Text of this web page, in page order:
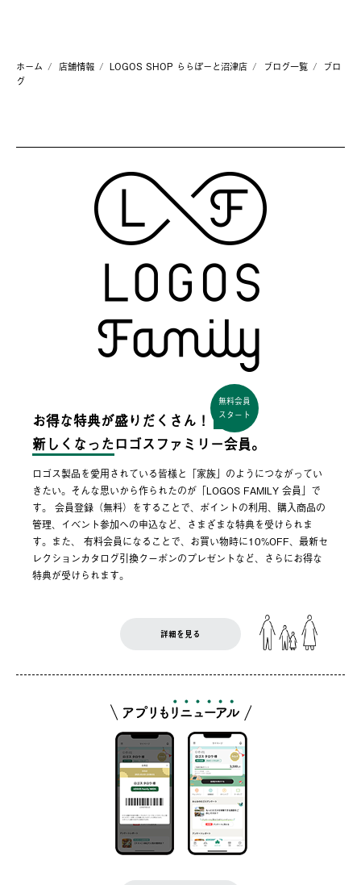
ホーム 店舗情報 LOGOS SHOP ららぽーと沼津店 ブログ一覧
ブロ
グ
お得な特典が盛りだくさん！
無料会員
スタート
新しくなった ロゴスファミリー会員。
ロゴス製品を愛用されている皆様と「家族」のようにつながってい
きたい。そんな思いから作られたのが「LOGOS FAMILY 会員」で
す。 会員登録（無料）をすることで、ポイントの利用、購入商品の
管理、イベント参加への申込など、さまざまな特典を受けられま
す。また、 有料会員になることで、お買い物時に10%OFF、最新セ
レクションカタログ引換クーポンのプレゼントなど、さらにお得な
特典が受けられます。
詳細を見る